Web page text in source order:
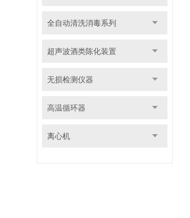
全自动清洗消毒系列
超声波酒类陈化装置
无损检测仪器
高温循环器
离心机